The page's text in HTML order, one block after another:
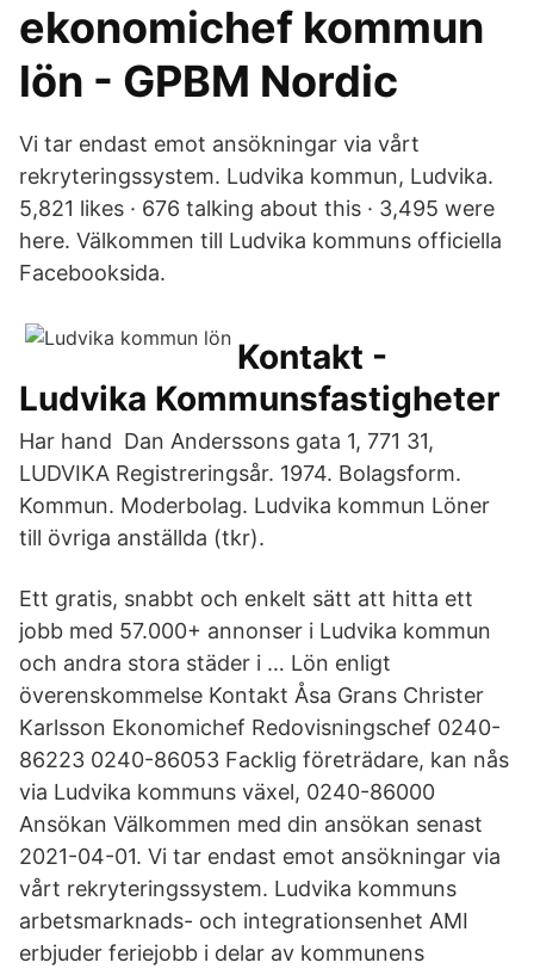
ekonomichef kommun
lön - GPBM Nordic
Vi tar endast emot ansökningar via vårt
rekryteringssystem. Ludvika kommun, Ludvika.
5,821 likes · 676 talking about this · 3,495 were
here. Välkommen till Ludvika kommuns officiella
Facebooksida.
Kontakt -
Ludvika Kommunsfastigheter
Har hand Dan Anderssons gata 1, 771 31,
LUDVIKA Registreringsår. 1974. Bolagsform.
Kommun. Moderbolag. Ludvika kommun Löner
till övriga anställda (tkr).
Ett gratis, snabbt och enkelt sätt att hitta ett
jobb med 57.000+ annonser i Ludvika kommun
och andra stora städer i … Lön enligt
överenskommelse Kontakt Åsa Grans Christer
Karlsson Ekonomichef Redovisningschef 0240-
86223 0240-86053 Facklig företrädare, kan nås
via Ludvika kommuns växel, 0240-86000
Ansökan Välkommen med din ansökan senast
2021-04-01. Vi tar endast emot ansökningar via
vårt rekryteringssystem. Ludvika kommuns
arbetsmarknads- och integrationsenhet AMI
erbjuder feriejobb i delar av kommunens